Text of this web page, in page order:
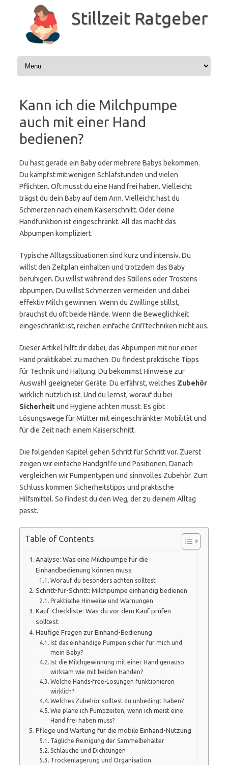
springen
Stillzeit Ratgeber
Kann ich die Milchpumpe
auch mit einer Hand
bedienen?
Du hast gerade ein Baby oder mehrere Babys bekommen.
Du kämpfst mit wenigen Schlafstunden und vielen
Pflichten. Oft musst du eine Hand frei haben. Vielleicht
trägst du dein Baby auf dem Arm. Vielleicht hast du
Schmerzen nach einem Kaiserschnitt. Oder deine
Handfunktion ist eingeschränkt. All das macht das
Abpumpen kompliziert.
Typische Alltagssituationen sind kurz und intensiv. Du
willst den Zeitplan einhalten und trotzdem das Baby
beruhigen. Du willst während des Stillens oder Tröstens
abpumpen. Du willst Schmerzen vermeiden und dabei
effektiv Milch gewinnen. Wenn du Zwillinge stillst,
brauchst du oft beide Hände. Wenn die Beweglichkeit
eingeschränkt ist, reichen einfache Grifftechniken nicht aus.
Dieser Artikel hilft dir dabei, das Abpumpen mit nur einer
Hand praktikabel zu machen. Du findest praktische Tipps
für Technik und Haltung. Du bekommst Hinweise zur
Auswahl geeigneter Geräte. Du erfährst, welches Zubehör
wirklich nützlich ist. Und du lernst, worauf du bei
Sicherheitund Hygiene achten musst. Es gibt
Lösungswege für Mütter mit eingeschränkter Mobilität und
für die Zeit nach einem Kaiserschnitt.
Die folgenden Kapitel gehen Schritt für Schritt vor. Zuerst
zeigen wir einfache Handgriffe und Positionen. Danach
vergleichen wir Pumpentypen und sinnvolles Zubehör. Zum
Schluss kommen Sicherheitstipps und praktische
Hilfsmittel. So findest du den Weg, der zu deinem Alltag
passt.
Table of Contents
Analyse: Was eine Milchpumpe für die
Einhandbedienung können muss
Worauf du besonders achten solltest
Schritt-für-Schritt: Milchpumpe einhändig bedienen
Praktische Hinweise und Warnungen
Kauf-Checkliste: Was du vor dem Kauf prüfen
solltest
Häufige Fragen zur Einhand-Bedienung
Ist das einhändige Pumpen sicher für mich und
mein Baby?
Ist die Milchgewinnung mit einer Hand genauso
wirksam wie mit beiden Händen?
Welche Hands-free-Lösungen funktionieren
wirklich?
Welches Zubehör solltest du unbedingt haben?
Wie plane ich Pumpzeiten, wenn ich meist eine
Hand frei haben muss?
Pflege und Wartung für die mobile Einhand-Nutzung
Tägliche Reinigung der Sammelbehälter
Schläuche und Dichtungen
Trockenlagerung und Organisation